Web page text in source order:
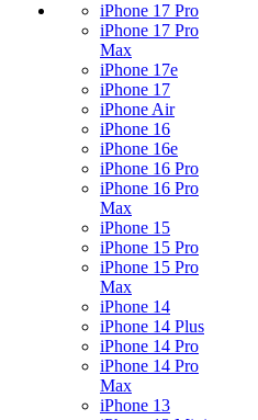
iPhone 17 Pro
iPhone 17 Pro
Max
iPhone 17e
iPhone 17
iPhone Air
iPhone 16
iPhone 16e
iPhone 16 Pro
iPhone 16 Pro
Max
iPhone 15
iPhone 15 Pro
iPhone 15 Pro
Max
iPhone 14
iPhone 14 Plus
iPhone 14 Pro
iPhone 14 Pro
Max
iPhone 13